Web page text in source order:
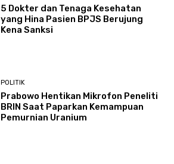
5 Dokter dan Tenaga Kesehatan
yang Hina Pasien BPJS Berujung
Kena Sanksi
POLITIK
Prabowo Hentikan Mikrofon Peneliti
BRIN Saat Paparkan Kemampuan
Pemurnian Uranium